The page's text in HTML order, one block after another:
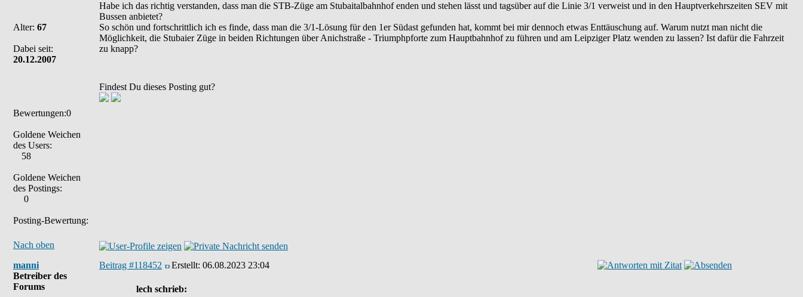
Alter: 67
Dabei seit:
20.12.2007
Bewertungen:0
Goldene Weichen
des Users:
58
Goldene Weichen
des Postings:
0
Posting-Bewertung:
Habe ich das richtig verstanden, dass man die STB-Züge am Stubaitalbahnhof enden und stehen lässt und tagsüber auf die Linie 3/1 verweist und in den Hauptverkehrszeiten SEV mit
Bussen anbietet?
So schön und fortschrittlich ich es finde, dass man die 3/1-Lösung für den 1er Südast gefunden hat, kommt bei mir dennoch etwas Enttäuschung auf. Warum nutzt man nicht die
Möglichkeit, die Stubaier Züge in beiden Richtungen über Anichstraße - Triumphpforte zum Hauptbahnhof zu führen und am Leipziger Platz wenden zu lassen? Ist dafür die Fahrzeit
zu knapp?
Findest Du dieses Posting gut?
Nach oben
manni
Betreiber des
Forums
Beitrag #118452 Erstellt: 06.08.2023 23:04
lech schrieb: